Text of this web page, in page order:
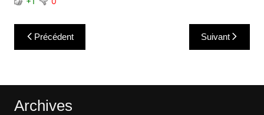
Navigation
de
Précédent Suivant
Archives